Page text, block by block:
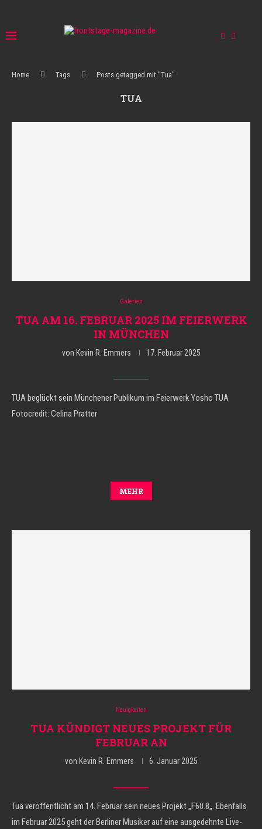
Home Tags Posts getagged mit "Tua"
TUA
Galerien
TUA AM 16. FEBRUAR 2025 IM FEIERWERK
IN MÜNCHEN
von Kevin R. Emmers 17. Februar 2025
TUA beglückt sein Münchener Publikum im Feierwerk Yosho TUA
Fotocredit: Celina Pratter
MEHR
Neuigkeiten
TUA KÜNDIGT NEUES PROJEKT FÜR
FEBRUAR AN
von Kevin R. Emmers 6. Januar 2025
Tua veröffentlicht am 14. Februar sein neues Projekt „F60.8„. Ebenfalls
im Februar 2025 geht der Berliner Musiker auf eine ausgedehnte Live-